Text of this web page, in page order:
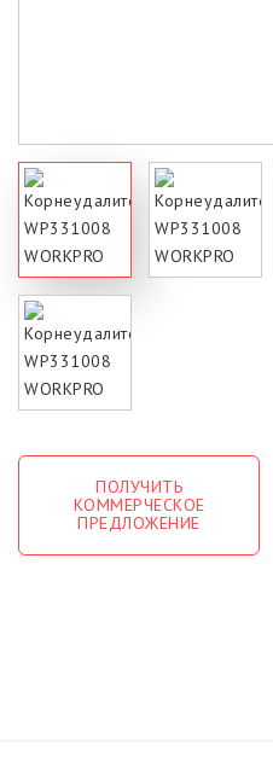
ПОЛУЧИТЬ
КОММЕРЧЕСКОЕ
ПРЕДЛОЖЕНИЕ